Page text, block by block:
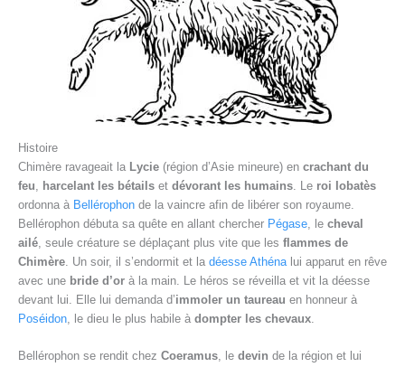
Histoire
Chimère ravageait la Lycie (région d’Asie mineure) en crachant du
feu
harcelant les bétails et dévorant les humains . Le roi Iobatès
ordonna à Bellérophon de la vaincre afin de libérer son royaume.
Bellérophon débuta sa quête en allant chercher Pégase , le cheval
ailé , seule créature se déplaçant plus vite que les flammes de
Chimère . Un soir, il s’endormit et la déesse Athéna lui apparut en rêve
avec une bride d’or à la main. Le héros se réveilla et vit la déesse
devant lui. Elle lui demanda d’immoler un taureau en honneur à
Poséidon , le dieu le plus habile à dompter les chevaux
Bellérophon se rendit chez Coeramus, le devin de la région et lui